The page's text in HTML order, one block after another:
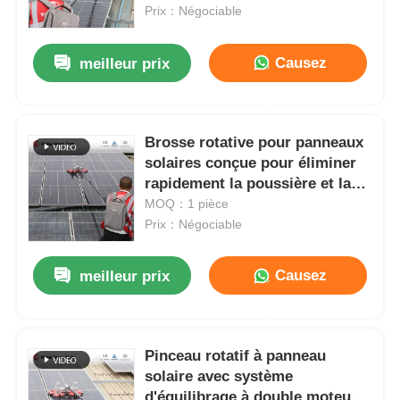
A propos de nous
Contrôle de la qualité
Contact
nouvelles
Demande de soumission
Prix：Négociable
meilleur prix Causez
Brosse rotative pour panneaux
solaires conçue pour éliminer
rapidement la poussière et la
saleté tenaces sans
endommager les panneaux de
MOQ：1 pièce
Prix：Négociable
meilleur prix Causez
Pinceau rotatif à panneau
solaire avec système
d'équilibrage à double moteur